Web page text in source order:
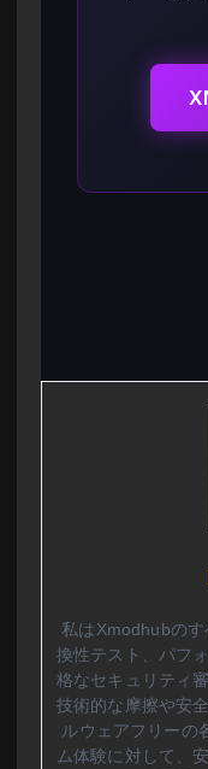
私はXmodhubの
換性テスト、パフ
格なセキュリティ
技術的な摩擦や安
ルウェアフリーの
ム体験に対して、